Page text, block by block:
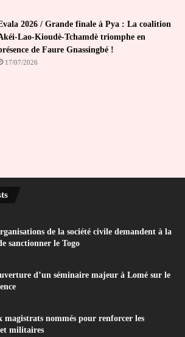
2026 / Grande finale à Pya : La coalition
Lao-Kioudè-Tchamdè triomphe en
de Faure Gnassingbé !
17/07/2026
de la société civile demandent à la
sanctionner le Togo
d’un séminaire majeur à Lomé sur le
magistrats nommés pour renforcer les
militaires